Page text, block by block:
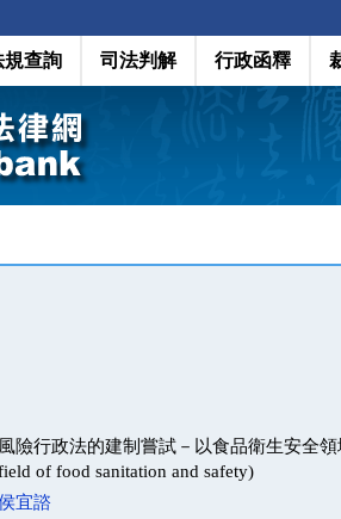
規查詢 司法判解 行政函釋
風險行政法的建制嘗試－以食品衛生安全
of food sanitation and safety)
宜諮